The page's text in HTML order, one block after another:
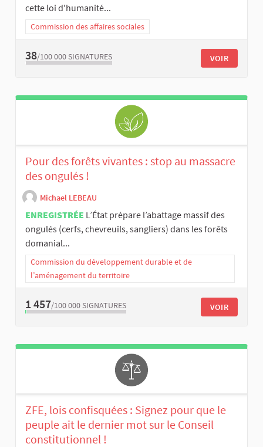
cette loi d'humanité...
Commission des affaires sociales
38/100 000 SIGNATURES VOIR
Pour des forêts vivantes : stop au massacre
des ongulés !
Michael LEBEAU
ENREGISTRÉE L’État prépare l’abattage massif des
ongulés (cerfs, chevreuils, sangliers) dans les forêts
domanial...
Commission du développement durable et de
l’aménagement du territoire
1 457/100 000 SIGNATURES VOIR
ZFE, lois confisquées : Signez pour que le
peuple ait le dernier mot sur le Conseil
constitutionnel !